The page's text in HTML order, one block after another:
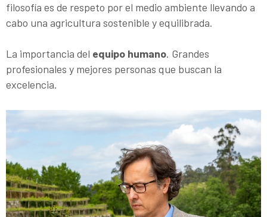
filosofía es de respeto por el medio ambiente llevando a
cabo una agricultura sostenible y equilibrada.
La importancia del equipo humano. Grandes
profesionales y mejores personas que buscan la
excelencia.